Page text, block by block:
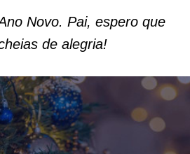
Novo. Pai, espero que
de alegria!